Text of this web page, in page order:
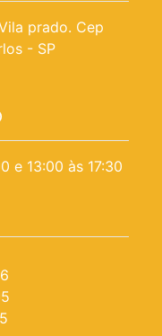
prado. Cep
- SP
e 13:00 às 17:30